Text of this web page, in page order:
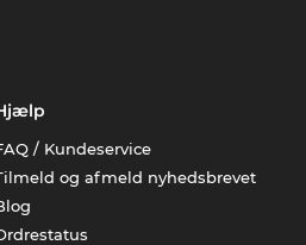
/ Kundeservice
og afmeld nyhedsbrevet